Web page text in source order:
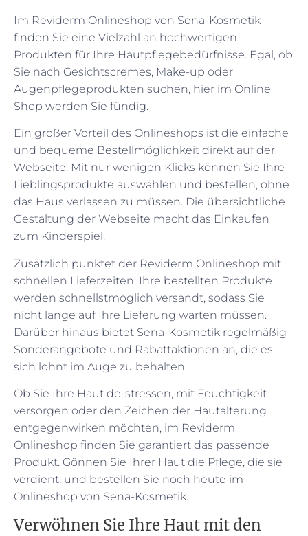
Im Reviderm Onlineshop von Sena-Kosmetik
finden Sie eine Vielzahl an hochwertigen
Produkten für Ihre Hautpflegebedürfnisse. Egal, ob
Sie nach Gesichtscremes, Make-up oder
Augenpflegeprodukten suchen, hier im Online
Shop werden Sie fündig.
Ein großer Vorteil des Onlineshops ist die einfache
und bequeme Bestellmöglichkeit direkt auf der
Webseite. Mit nur wenigen Klicks können Sie Ihre
Lieblingsprodukte auswählen und bestellen, ohne
das Haus verlassen zu müssen. Die übersichtliche
Gestaltung der Webseite macht das Einkaufen
zum Kinderspiel.
Zusätzlich punktet der Reviderm Onlineshop mit
schnellen Lieferzeiten. Ihre bestellten Produkte
werden schnellstmöglich versandt, sodass Sie
nicht lange auf Ihre Lieferung warten müssen.
Darüber hinaus bietet Sena-Kosmetik regelmäßig
Sonderangebote und Rabattaktionen an, die es
sich lohnt im Auge zu behalten.
Ob Sie Ihre Haut de-stressen, mit Feuchtigkeit
versorgen oder den Zeichen der Hautalterung
entgegenwirken möchten, im Reviderm
Onlineshop finden Sie garantiert das passende
Produkt. Gönnen Sie Ihrer Haut die Pflege, die sie
verdient, und bestellen Sie noch heute im
Onlineshop von Sena-Kosmetik.
Verwöhnen Sie Ihre Haut mit den